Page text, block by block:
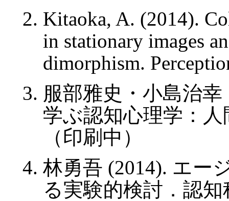
Kitaoka, A. (2014).
in stationary images
dimorphism.
服部雅史・小島治
学ぶ認知心理学：
（印刷中）
林勇吾 (2014). エー
る実験的検討．認知